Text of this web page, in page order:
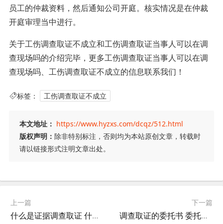
员工的仲裁资料，然后通知公司开庭。核实情况是在仲裁
开庭审理当中进行。
关于工伤调查取证不成立和工伤调查取证当事人可以在调
查现场吗的介绍完毕，更多工伤调查取证当事人可以在调
查现场吗、工伤调查取证不成立的信息联系我们！
标签： 工伤调查取证不成立
本文地址： https://www.hyzxs.com/dcqz/512.html
版权声明： 除非特别标注，否则均为本站原创文章，转载时
请以链接形式注明文章出处。
上一篇
什么是证据调查取证 什么是证据调查取证人
下一篇
调查取证的委托书 委托调查令